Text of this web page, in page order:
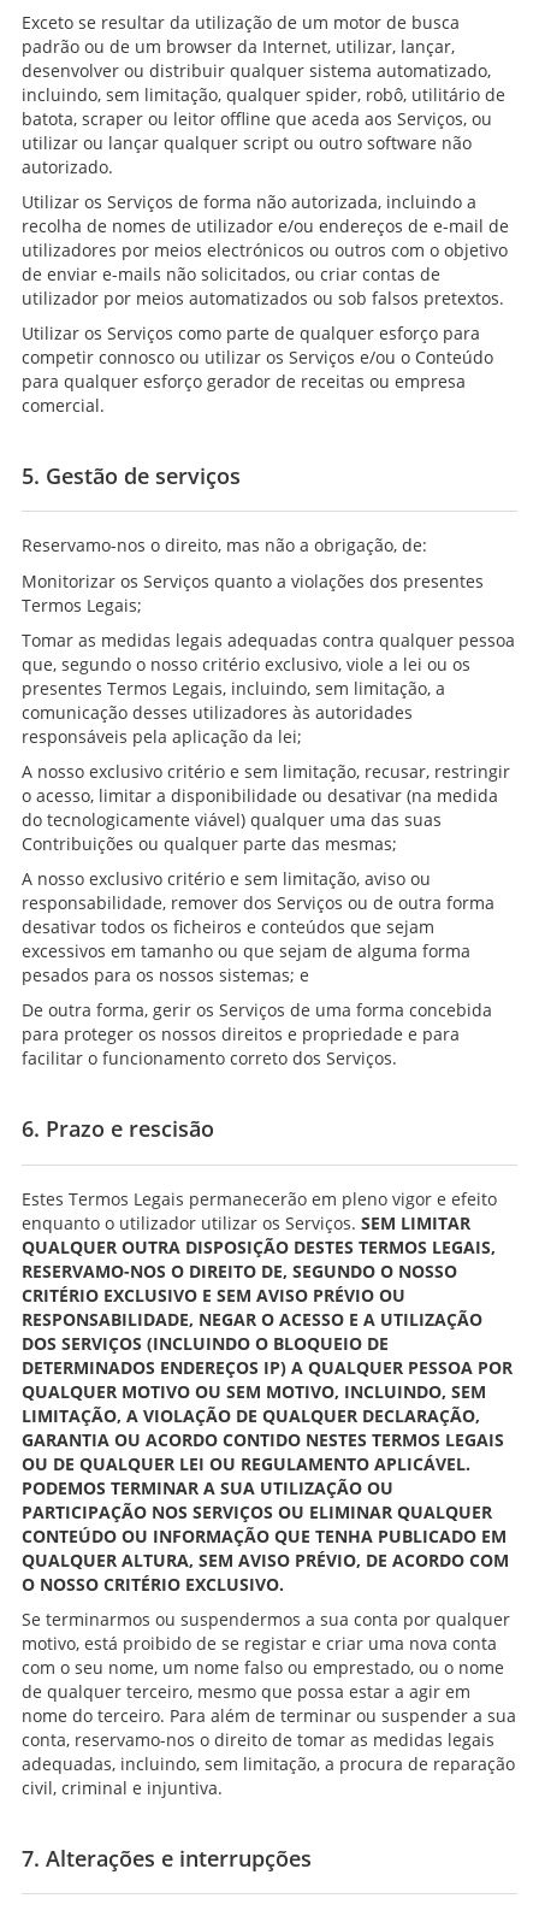
Exceto se resultar da utilização de um motor de busca
padrão ou de um browser da Internet, utilizar, lançar,
desenvolver ou distribuir qualquer sistema automatizado,
incluindo, sem limitação, qualquer spider, robô, utilitário de
batota, scraper ou leitor offline que aceda aos Serviços, ou
utilizar ou lançar qualquer script ou outro software não
autorizado.
Utilizar os Serviços de forma não autorizada, incluindo a
recolha de nomes de utilizador e/ou endereços de e-mail de
utilizadores por meios electrónicos ou outros com o objetivo
de enviar e-mails não solicitados, ou criar contas de
utilizador por meios automatizados ou sob falsos pretextos.
Utilizar os Serviços como parte de qualquer esforço para
competir connosco ou utilizar os Serviços e/ou o Conteúdo
para qualquer esforço gerador de receitas ou empresa
comercial.
5. Gestão de serviços
Reservamo-nos o direito, mas não a obrigação, de:
Monitorizar os Serviços quanto a violações dos presentes
Termos Legais;
Tomar as medidas legais adequadas contra qualquer pessoa
que, segundo o nosso critério exclusivo, viole a lei ou os
presentes Termos Legais, incluindo, sem limitação, a
comunicação desses utilizadores às autoridades
responsáveis pela aplicação da lei;
A nosso exclusivo critério e sem limitação, recusar, restringir
o acesso, limitar a disponibilidade ou desativar (na medida
do tecnologicamente viável) qualquer uma das suas
Contribuições ou qualquer parte das mesmas;
A nosso exclusivo critério e sem limitação, aviso ou
responsabilidade, remover dos Serviços ou de outra forma
desativar todos os ficheiros e conteúdos que sejam
excessivos em tamanho ou que sejam de alguma forma
pesados para os nossos sistemas; e
De outra forma, gerir os Serviços de uma forma concebida
para proteger os nossos direitos e propriedade e para
facilitar o funcionamento correto dos Serviços.
6. Prazo e rescisão
Estes Termos Legais permanecerão em pleno vigor e efeito
enquanto o utilizador utilizar os Serviços.SEM LIMITAR
QUALQUER OUTRA DISPOSIÇÃO DESTES TERMOS LEGAIS,
RESERVAMO-NOS O DIREITO DE, SEGUNDO O NOSSO
CRITÉRIO EXCLUSIVO E SEM AVISO PRÉVIO OU
RESPONSABILIDADE, NEGAR O ACESSO E A UTILIZAÇÃO
DOS SERVIÇOS (INCLUINDO O BLOQUEIO DE
DETERMINADOS ENDEREÇOS IP) A QUALQUER PESSOA POR
QUALQUER MOTIVO OU SEM MOTIVO, INCLUINDO, SEM
LIMITAÇÃO, A VIOLAÇÃO DE QUALQUER DECLARAÇÃO,
GARANTIA OU ACORDO CONTIDO NESTES TERMOS LEGAIS
OU DE QUALQUER LEI OU REGULAMENTO APLICÁVEL.
PODEMOS TERMINAR A SUA UTILIZAÇÃO OU
PARTICIPAÇÃO NOS SERVIÇOS OU ELIMINAR QUALQUER
CONTEÚDO OU INFORMAÇÃO QUE TENHA PUBLICADO EM
QUALQUER ALTURA, SEM AVISO PRÉVIO, DE ACORDO COM
O NOSSO CRITÉRIO EXCLUSIVO.
Se terminarmos ou suspendermos a sua conta por qualquer
motivo, está proibido de se registar e criar uma nova conta
com o seu nome, um nome falso ou emprestado, ou o nome
de qualquer terceiro, mesmo que possa estar a agir em
nome do terceiro. Para além de terminar ou suspender a sua
conta, reservamo-nos o direito de tomar as medidas legais
adequadas, incluindo, sem limitação, a procura de reparação
civil, criminal e injuntiva.
7. Alterações e interrupções